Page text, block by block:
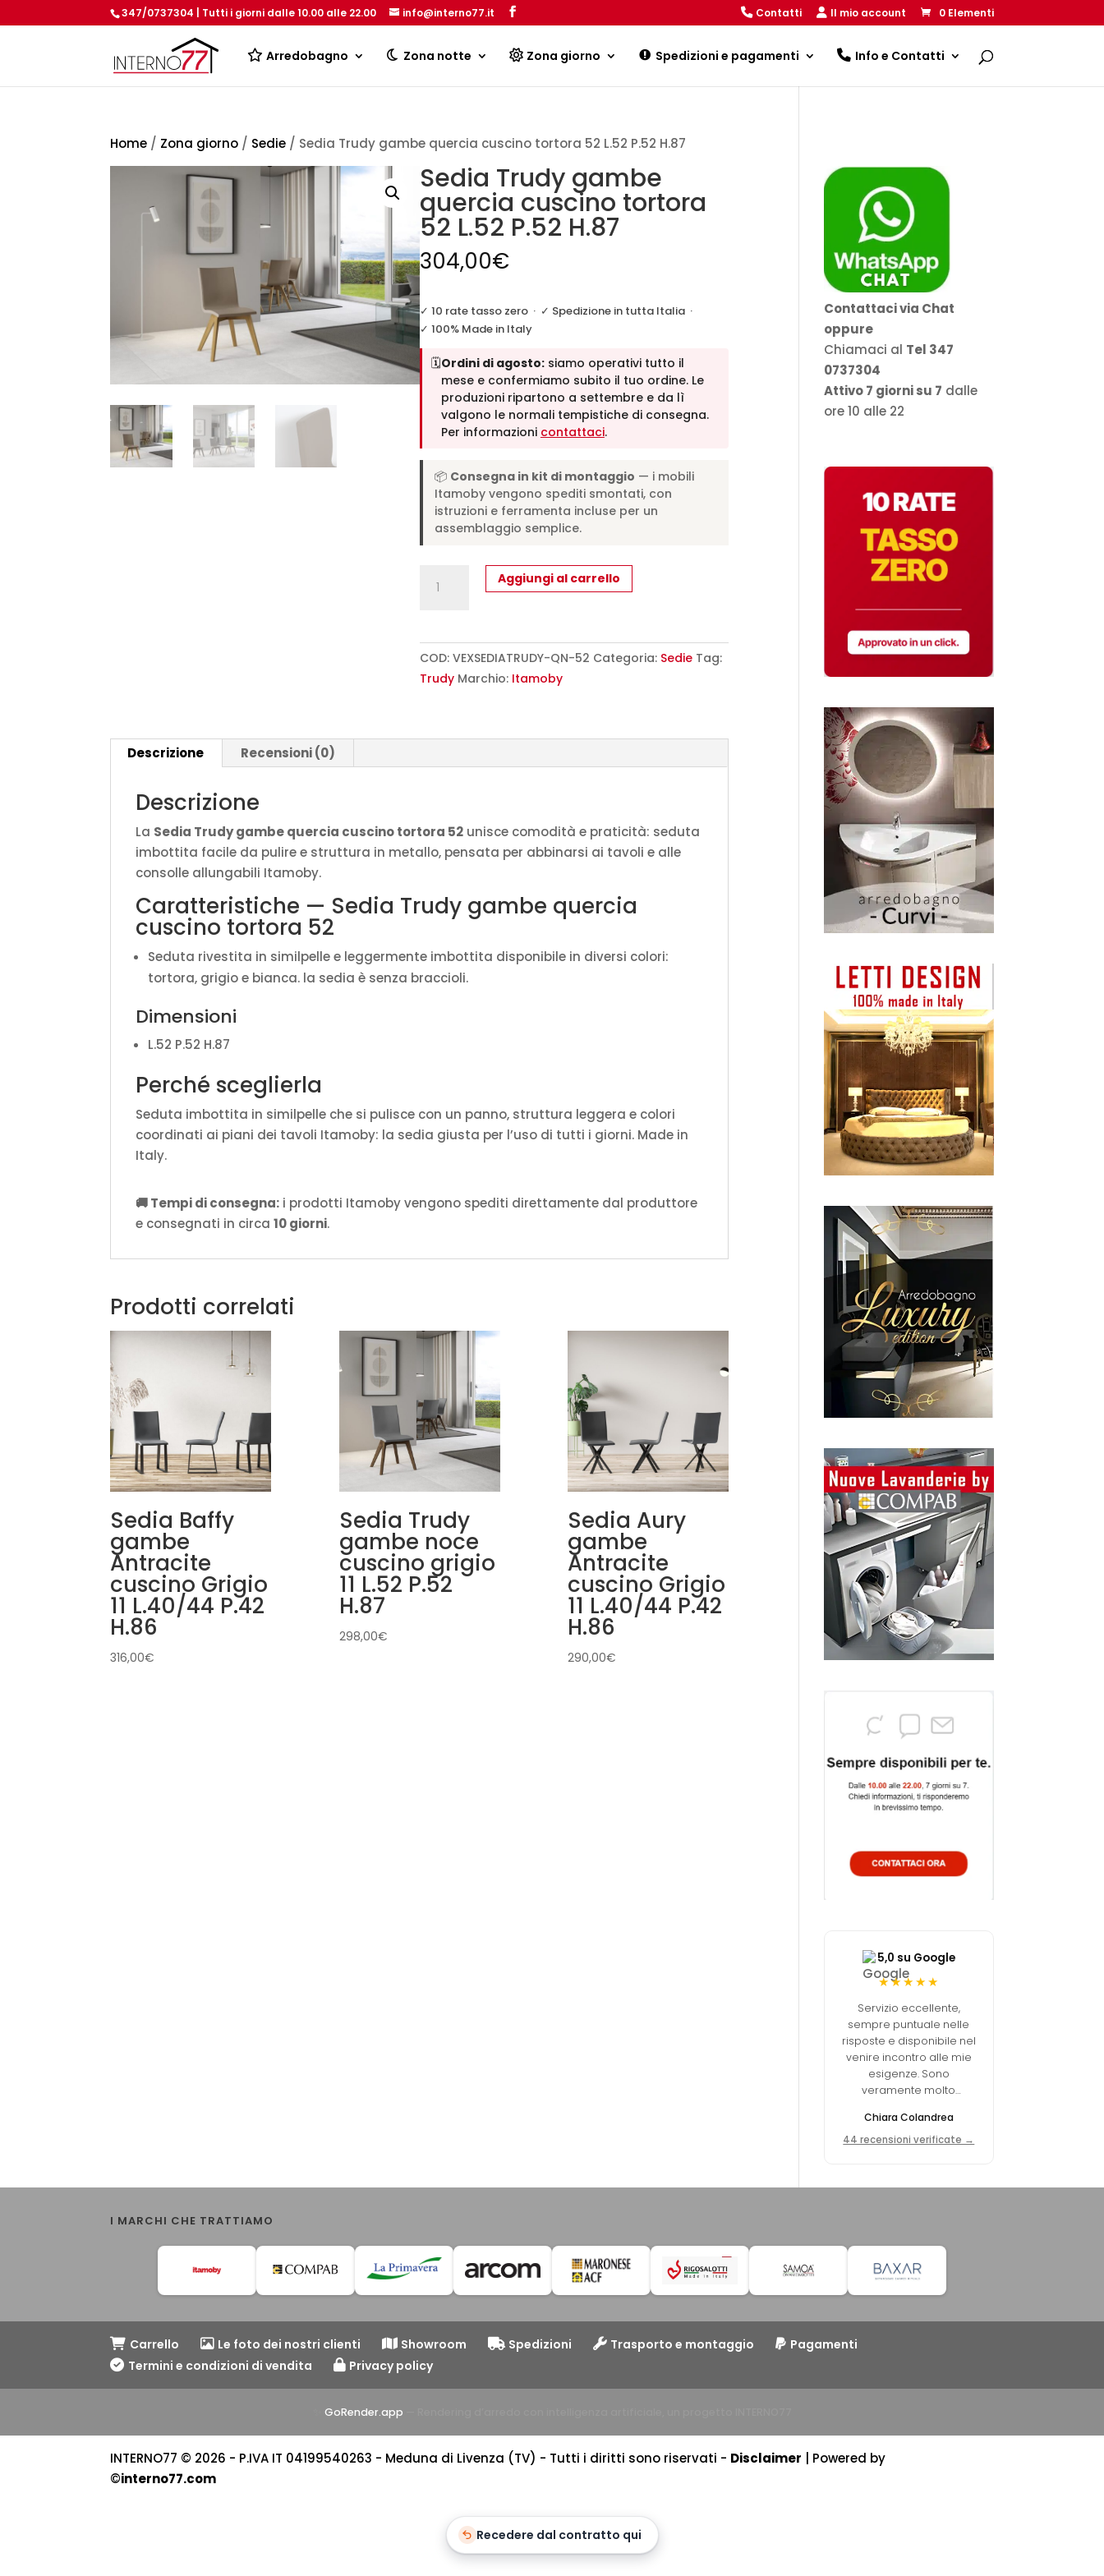
347/0737304 | Tutti i giorni dalle 10.00 alle 22.00 info@interno77.it Contatti Il mio account 0 Elementi
Arredobagno Zona notte Zona giorno Spedizioni e pagamenti Info e Contatti
Products
Home / Zona giorno / Sedie / Sedia Trudy gambe quercia cuscino tortora 52 L.52 P.52 H.87
Sedia Trudy gambe
quercia cuscino tortora
52 L.52 P.52 H.87
304,00€
✓ 10 rate tasso zero· ✓ Spedizione in tutta Italia·
✓ 100% Made in Italy
🗓️Ordini di agosto:siamo operativi tutto il
mese e confermiamo subito il tuo ordine. Le
produzioni ripartono a settembre e da lì
valgono le normali tempistiche di consegna.
Per informazioni contattaci.
📦 Consegna in kit di montaggio — i mobili
Itamoby vengono spediti smontati, con
istruzioni e ferramenta incluse per un
assemblaggio semplice.
Trudy
cuscino
tortora
P.52
Aggiungi al carrello
COD: VEXSEDIATRUDY-QN-52 Categoria: Sedie Tag:
Trudy Marchio: Itamoby
Descrizione Recensioni (0)
Descrizione
La Sedia Trudy gambe quercia cuscino tortora 52 unisce comodità e praticità: seduta
imbottita facile da pulire e struttura in metallo, pensata per abbinarsi ai tavoli e alle
consolle allungabili Itamoby.
Caratteristiche — Sedia Trudy gambe quercia
cuscino tortora 52
Seduta rivestita in similpelle e leggermente imbottita disponibile in diversi colori:
tortora, grigio e bianca. la sedia è senza braccioli.
Dimensioni
L.52 P.52 H.87
Perché sceglierla
Seduta imbottita in similpelle che si pulisce con un panno, struttura leggera e colori
coordinati ai piani dei tavoli Itamoby: la sedia giusta per l’uso di tutti i giorni. Made in
Italy.
🚚 Tempi di consegna: i prodotti Itamoby vengono spediti direttamente dal produttore
e consegnati in circa10 giorni.
Prodotti correlati
Sedia Baffy
gambe
Antracite
cuscino Grigio
11 L.40/44 P.42
H.86
316,00€
Sedia Trudy
gambe noce
cuscino grigio
11 L.52 P.52
H.87
298,00€
Sedia Aury
gambe
Antracite
cuscino Grigio
11 L.40/44 P.42
H.86
290,00€
Contattaci via Chat
oppure
Chiamaci al Tel 347
0737304
Attivo 7 giorni su 7 dalle
ore 10 alle 22
5,0 su Google
★★★★★
Servizio eccellente,
sempre puntuale nelle
risposte e disponibile nel
venire incontro alle mie
esigenze. Sono
veramente molto
fatta.
Chiara Colandrea
44 recensioni verificate →
I MARCHI CHE TRATTIAMO
Carrello Le foto dei nostri clienti Showroom Spedizioni Trasporto e montaggio
Pagamenti
Termini e condizioni di vendita
Privacy policy
GoRender.app
INTERNO77 © 2026 - P.IVA IT 04199540263 - Meduna di Livenza (TV) - Tutti i diritti sono riservati - Disclaimer | Powered by
©interno77.com
Recedere dal contratto qui